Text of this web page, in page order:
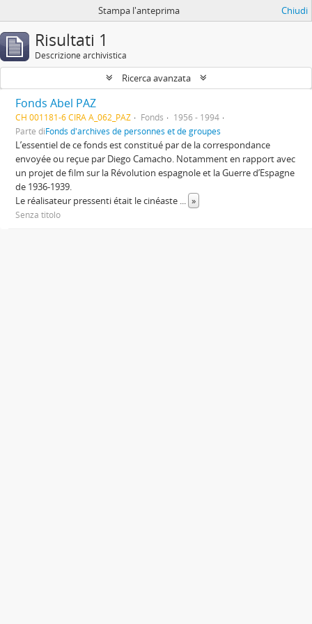
Stampa l'anteprima Chiudi
Risultati 1
Descrizione archivistica
Ricerca avanzata
Fonds Abel PAZ
CH 001181-6 CIRA A_062_PAZ Fonds
1956 - 1994
Parte diFonds d'archives de personnes et de groupes
L’essentiel de ce fonds est constitué par de la correspondance
envoyée ou reçue par Diego Camacho. Notamment en rapport avec
un projet de film sur la Révolution espagnole et la Guerre d’Espagne
de 1936-1939.
Le réalisateur pressenti était le cinéaste ... »
Senza titolo